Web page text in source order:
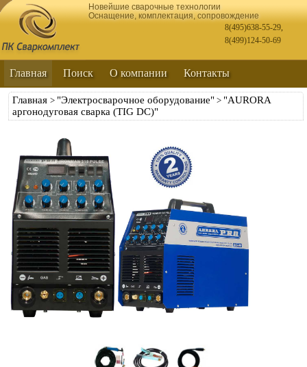
Новейшие сварочные технологии
Оснащение, комплектация, сопровождение
8(495)638-55-29,
8(499)124-50-69
Главная Поиск О компании Контакты
Главная > "Электросварочное оборудование" > "AURORA
аргонодуговая сварка (TIG DC)"